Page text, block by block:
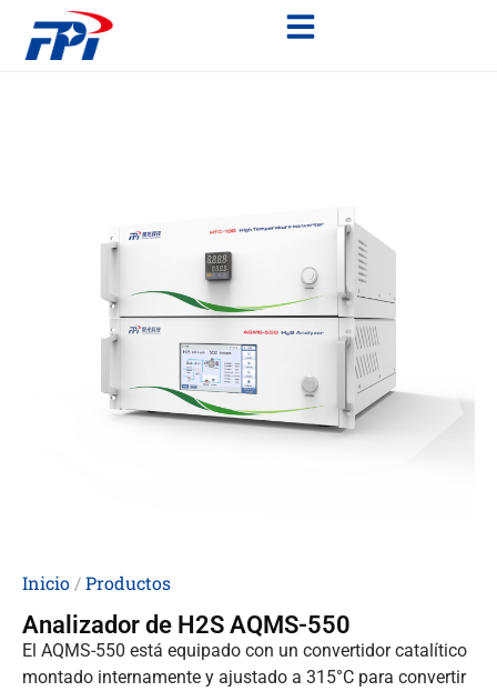
Inicio/Productos
Analizador de H2S AQMS-550
El AQMS-550 está equipado con un convertidor catalítico
montado internamente y ajustado a 315°C para convertir